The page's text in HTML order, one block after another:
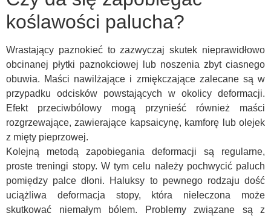
koślawości palucha?
Wrastający paznokieć to zazwyczaj skutek nieprawidłowo
obcinanej płytki paznokciowej lub noszenia zbyt ciasnego
obuwia. Maści nawilżające i zmiękczające zalecane są w
przypadku odcisków powstających w okolicy deformacji.
Efekt przeciwbólowy mogą przynieść również maści
rozgrzewające, zawierające kapsaicynę, kamforę lub olejek
z mięty pieprzowej.
Kolejną metodą zapobiegania deformacji są regularne,
proste treningi stopy. W tym celu należy pochwycić paluch
pomiędzy palce dłoni. Haluksy to pewnego rodzaju dość
uciążliwa deformacja stopy, która nieleczona może
skutkować niemałym bólem. Problemy związane są z